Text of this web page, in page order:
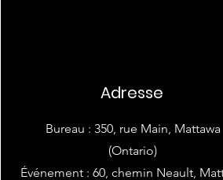
Adresse
Bureau : 350, rue Main, Mattawa
(Ontario)
Événement : 60, chemin Neault,